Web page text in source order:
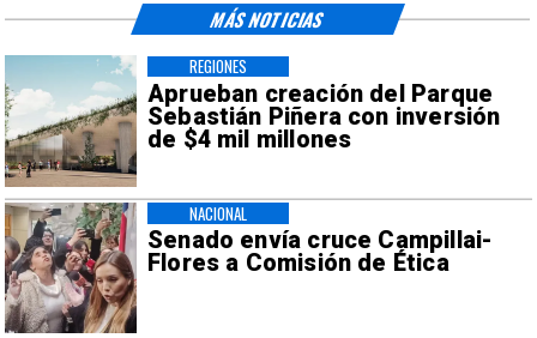
Aprueban creación del Parque
Sebastián Piñera con inversión
de $4 mil millones
REGIONES
Senado envía cruce Campillai-
Flores a Comisión de Ética
NACIONAL
MÁS NOTICIAS